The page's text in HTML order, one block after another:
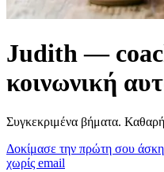
Judith —
κοινωνική
Συγκεκριμένα βήματα. Καθαρή
Δοκίμασε την πρώτη σου
χωρίς email